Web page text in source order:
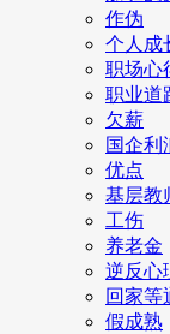
作伪
个人成
职场心
职业道
欠薪
国企利
优点
基层教
工伤
养老金
逆反心
回家等
假成熟